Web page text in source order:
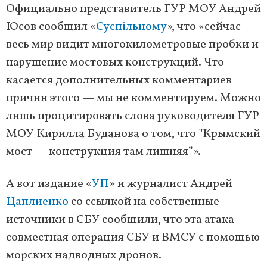
Официально представитель ГУР МОУ Андрей
Юсов сообщил «Суспільному», что «сейчас
весь мир видит многокилометровые пробки и
нарушение мостовых конструкций. Что
касается дополнительных комментариев
причин этого — мы не комментируем. Можно
лишь процитировать слова руководителя ГУР
МОУ Кирилла Буданова о том, что "Крымский
мост — конструкция там лишняя”».
А вот издание «УП» и журналист Андрей
Цаплиенко со ссылкой на собственные
источники в СБУ сообщили, что эта атака —
совместная операция СБУ и ВМСУ с помощью
морских надводных дронов.